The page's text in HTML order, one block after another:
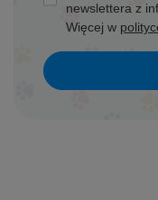
newslettera z
Więcej w